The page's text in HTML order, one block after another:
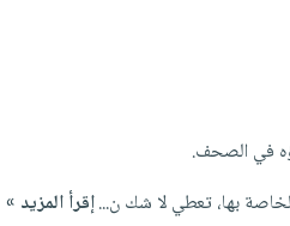
في الصحف.
بها، تعطي لا شك ن...إقرأ المزيد »